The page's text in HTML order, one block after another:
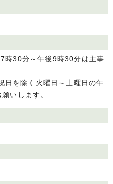
時30分～午後9時30分は主事
日を除く火曜日～土曜日の午
いします。